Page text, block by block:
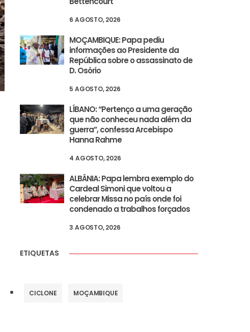
6 AGOSTO, 2026
MOÇAMBIQUE: Papa pediu
informações ao Presidente da
República sobre o assassinato de
D. Osório
5 AGOSTO, 2026
LÍBANO: “Pertenço a uma geração
que não conheceu nada além da
guerra”, confessa Arcebispo
Hanna Rahme
4 AGOSTO, 2026
ALBÂNIA: Papa lembra exemplo do
Cardeal Simoni que voltou a
celebrar Missa no país onde foi
condenado a trabalhos forçados
3 AGOSTO, 2026
ETIQUETAS
CICLONE MOÇAMBIQUE